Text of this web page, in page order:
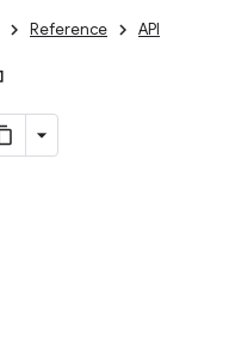
Reference API